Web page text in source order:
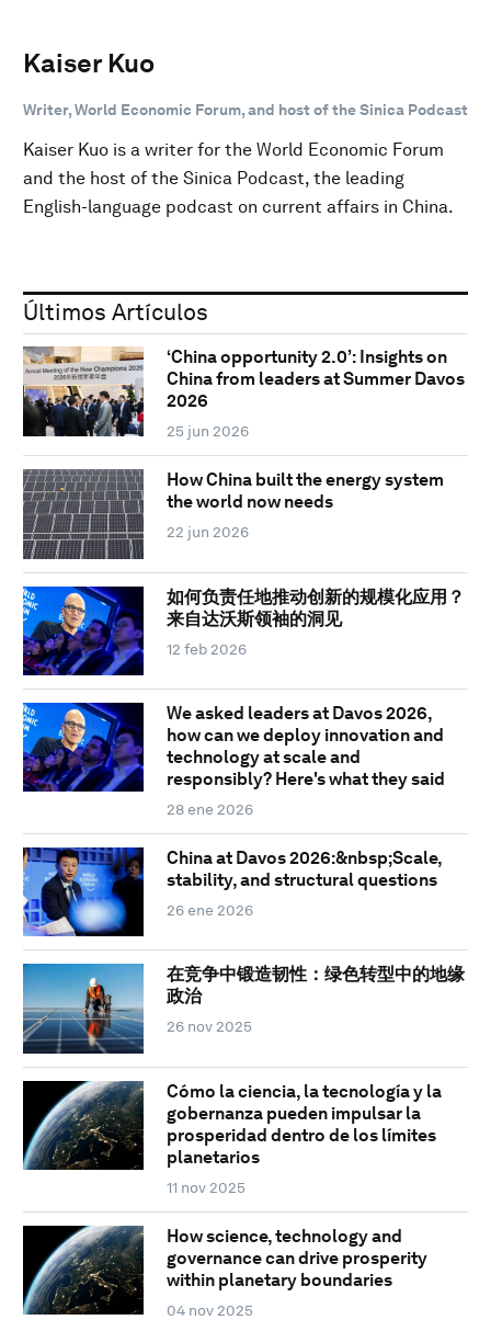
Kaiser Kuo
Writer, World Economic Forum, and host of the Sinica Podcast
Kaiser Kuo is a writer for the World Economic Forum
and the host of the Sinica Podcast, the leading
English-language podcast on current affairs in China.
Últimos Artículos
‘China opportunity 2.0’: Insights on
China from leaders at Summer Davos
2026
25 jun 2026
How China built the energy system
the world now needs
22 jun 2026
如何负责任地推动创新的规模化应用？
来自达沃斯领袖的洞见
12 feb 2026
We asked leaders at Davos 2026,
how can we deploy innovation and
technology at scale and
responsibly? Here's what they said
28 ene 2026
China at Davos 2026:&nbsp;Scale,
stability, and structural questions
26 ene 2026
在竞争中锻造韧性：绿色转型中的地缘
政治
26 nov 2025
Cómo la ciencia, la tecnología y la
gobernanza pueden impulsar la
prosperidad dentro de los límites
planetarios
11 nov 2025
How science, technology and
governance can drive prosperity
within planetary boundaries
04 nov 2025